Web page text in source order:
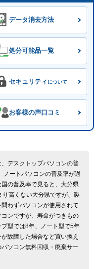
データ消去方法
処分可能品一覧
セキュリティ について
お客様の声口コミ
デスクトップパソコンの普
ノートパソコンの普及率が過
の普及率で見ると、大分県
高くない大分県ですが、製
わずパソコンが使用されて
ンですが、寿命がつきもの
型では8年、ノート型で5年
故障した場合など買い換え
ソコン無料回収・廃棄サー